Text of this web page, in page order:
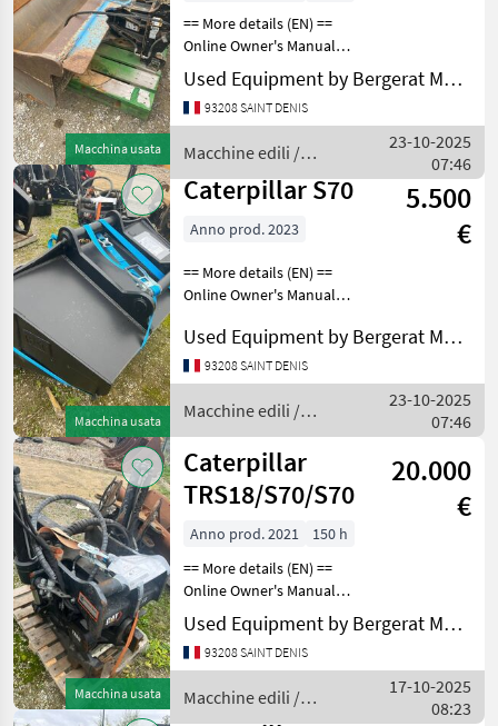
Macchina usata
== More details (EN) ==
Online Owner's Manual
Macchine edili Benne e
cucchiai
Used Equipment by Bergerat Monnoyeur
93208 SAINT DENIS
Macchine edili /
Caterpillar
23-10-2025
07:46
Macchina usata
Caterpillar S70
5.500
€
Anno prod. 2023
== More details (EN) ==
Online Owner's Manual
cucchiai
Used Equipment by Bergerat Monnoyeur
93208 SAINT DENIS
Macchine edili /
Caterpillar
23-10-2025
07:46
Macchina usata
Caterpillar
TRS18/S70/S70
20.000
€
Anno prod. 2021
150 h
== More details (EN) ==
Online Owner's Manual
Macchine edili Benne e
cucchiai
Used Equipment by Bergerat Monnoyeur
93208 SAINT DENIS
Macchine edili /
Caterpillar
17-10-2025
08:23